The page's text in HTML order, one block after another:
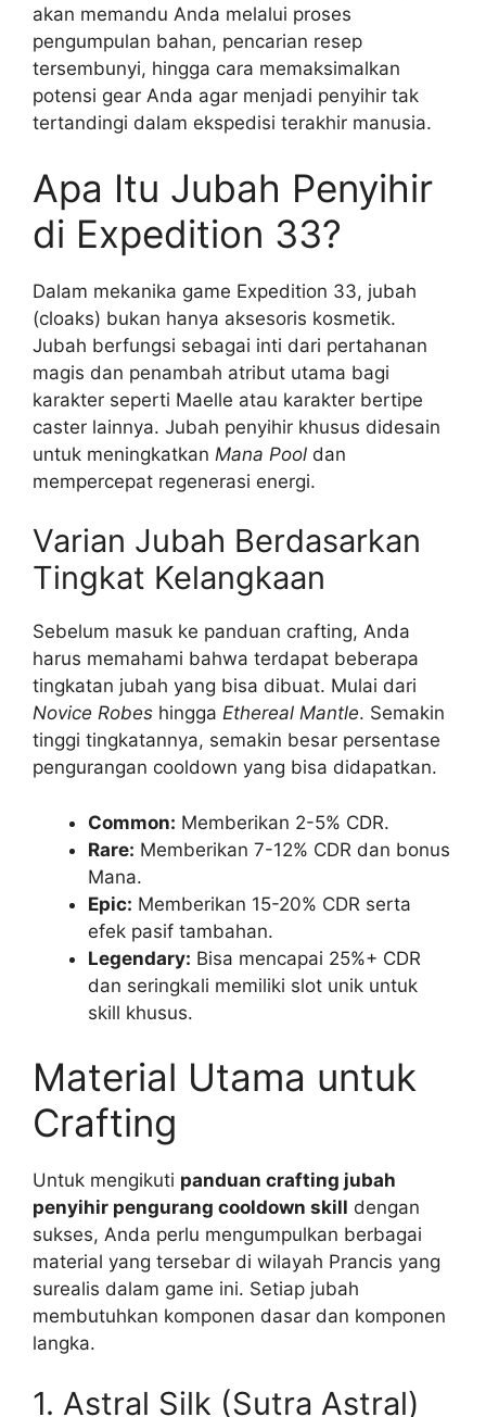
akan memandu Anda melalui proses
pengumpulan bahan, pencarian resep
tersembunyi, hingga cara memaksimalkan
potensi gear Anda agar menjadi penyihir tak
tertandingi dalam ekspedisi terakhir manusia.
Apa Itu Jubah Penyihir
di Expedition 33?
Dalam mekanika game Expedition 33, jubah
(cloaks) bukan hanya aksesoris kosmetik.
Jubah berfungsi sebagai inti dari pertahanan
magis dan penambah atribut utama bagi
karakter seperti Maelle atau karakter bertipe
caster lainnya. Jubah penyihir khusus didesain
untuk meningkatkan Mana Pool dan
mempercepat regenerasi energi.
Varian Jubah Berdasarkan
Tingkat Kelangkaan
Sebelum masuk ke panduan crafting, Anda
harus memahami bahwa terdapat beberapa
tingkatan jubah yang bisa dibuat. Mulai dari
Novice Robes hingga Ethereal Mantle. Semakin
tinggi tingkatannya, semakin besar persentase
pengurangan cooldown yang bisa didapatkan.
Common: Memberikan 2-5% CDR.
Rare: Memberikan 7-12% CDR dan bonus
Mana.
Epic: Memberikan 15-20% CDR serta
efek pasif tambahan.
Legendary: Bisa mencapai 25%+ CDR
dan seringkali memiliki slot unik untuk
skill khusus.
Material Utama untuk
Crafting
Untuk mengikuti panduan crafting jubah
penyihir pengurang cooldown skill dengan
sukses, Anda perlu mengumpulkan berbagai
material yang tersebar di wilayah Prancis yang
surealis dalam game ini. Setiap jubah
membutuhkan komponen dasar dan komponen
langka.
1. Astral Silk (Sutra Astral)